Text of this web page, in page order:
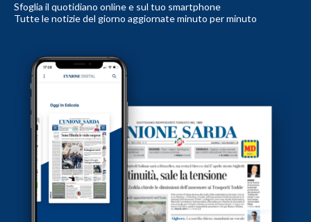
Sfoglia il quotidiano online e sul tuo smartphone
Tutte le notizie del giorno aggiornate minuto per minuto